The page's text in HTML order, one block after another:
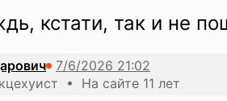
кстати, так и не
• На сайте 11 лет